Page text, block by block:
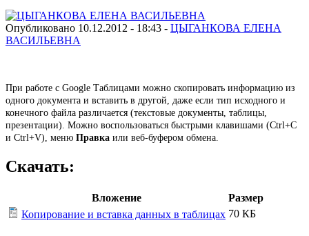
Опубликовано 10.12.2012 - 18:43 - ЦЫГАНКОВА ЕЛЕНА
ВАСИЛЬЕВНА
При работе с Google Таблицами можно скопировать информацию из
одного документа и вставить в другой, даже если тип исходного и
конечного файла различается (текстовые документы, таблицы,
презентации). Можно воспользоваться быстрыми клавишами (Ctrl+C
и Ctrl+V), меню Правка или веб-буфером обмена.
Скачать:
Вложение
Размер
Копирование и вставка данных в таблицах 70 КБ